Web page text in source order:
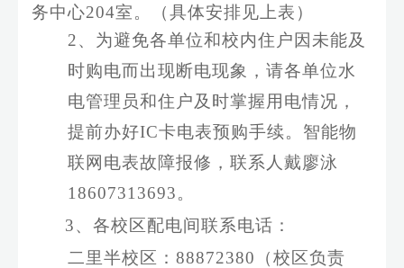
务中心204室。 （具体安排见上表 ）
2、为避免各单位和校内住户因未能及
时购电而出现断电现象，请各单位水
电管理员和住户及时掌握用电情况，
提前办好IC卡电表预购手续。 智能物
联网电表故障报修，联系人戴廖泳
18607313693。
3、各校区配电间联系电话：
二里半校区： 88872380 （校区负责